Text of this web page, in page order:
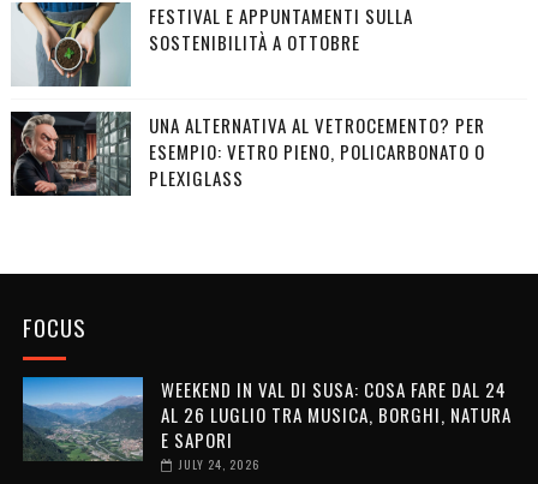
FESTIVAL E APPUNTAMENTI SULLA
SOSTENIBILITÀ A OTTOBRE
UNA ALTERNATIVA AL VETROCEMENTO? PER
ESEMPIO: VETRO PIENO, POLICARBONATO O
PLEXIGLASS
FOCUS
WEEKEND IN VAL DI SUSA: COSA FARE DAL 24
AL 26 LUGLIO TRA MUSICA, BORGHI, NATURA
E SAPORI
JULY 24, 2026